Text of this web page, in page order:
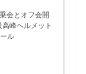
会とオフ会開
峰ヘルメット
ル